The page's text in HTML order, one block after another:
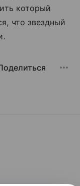
который
что звездный